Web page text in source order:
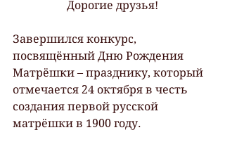
Дорогие друзья!
Завершился конкурс,
посвящённый Дню Рождения
Матрёшки – празднику, который
отмечается 24 октября в честь
создания первой русской
матрёшки в 1900 году.